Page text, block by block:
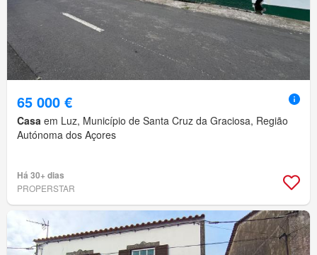
65 000 €
Casa em Luz, Município de Santa Cruz da Graciosa, Região
Autónoma dos Açores
Há 30+ dias
PROPERSTAR